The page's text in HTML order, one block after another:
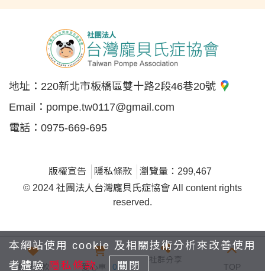
地址： 220新北市板橋區雙十路2段46巷20號
Email： pompe.tw0117@gmail.com
電話： 0975-669-695
版權宣告 隱私條款
瀏覽量：299,467
© 2024 社團法人台灣龐貝氏症協會 All content rights
reserved.
我要捐款 愛心車 0
社群分享
TOP
本網站使用 cookie 及相關技術分析來改善使用
者體驗 隱私條款 關閉